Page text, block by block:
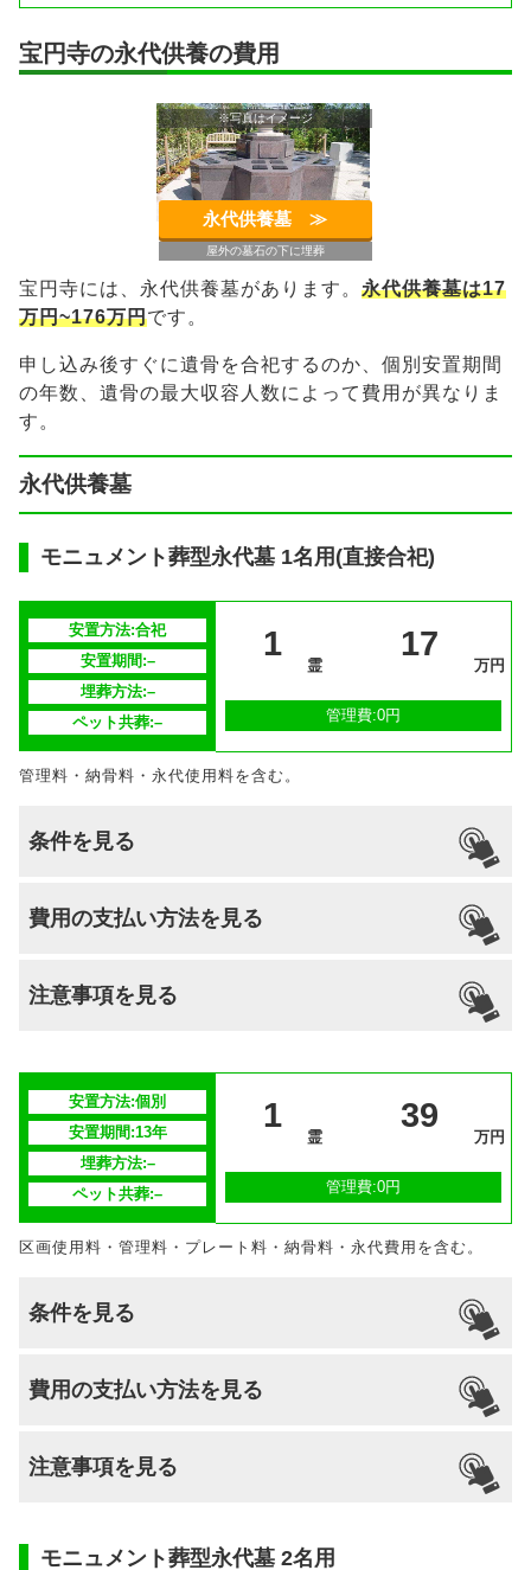
宝円寺の永代供養の費用
屋外の墓石の下に埋葬
※写真はイメージ
永代供養墓 ≫︎
宝円寺には、永代供養墓があります。 永代供養墓は17
万円~176万円です。
申し込み後すぐに遺骨を合祀するのか、個別安置期間
の年数、遺骨の最大収容人数によって費用が異なりま
す。
永代供養墓
モニュメント葬型永代墓 1名用(直接合祀)
安置方法:合祀
安置期間:–
埋葬方法:–
ペット共葬:–
1
霊
17
万円
管理費:0円
管理料・納骨料・永代使用料を含む。
条件を見る
国籍 宗派
納骨
生前申込
–
費用の支払い方法を見る
注意事項を見る
安置期間経
–
供養方法 –
継承者の有
無
–
安置方法:個別
安置期間:13年
埋葬方法:–
ペット共葬:–
1
霊
39
万円
管理費:0円
区画使用料・管理料・プレート料・納骨料・永代費用を含む。
条件を見る
国籍 宗派
納骨
生前申込
–
費用の支払い方法を見る
注意事項を見る
モニュメント葬型永代墓 2名用